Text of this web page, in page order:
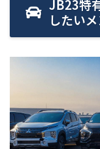
JB23特
したい